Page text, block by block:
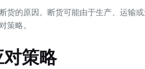
货的原因。断货可能由于生产、运输
策略。
策略